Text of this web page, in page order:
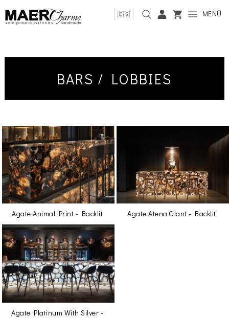
🇪🇸 MENÚ
BARS / LOBBIES
Agate Animal Print - Backlit Agate Atena Giant - Backlit
Agate Platinum With Silver -